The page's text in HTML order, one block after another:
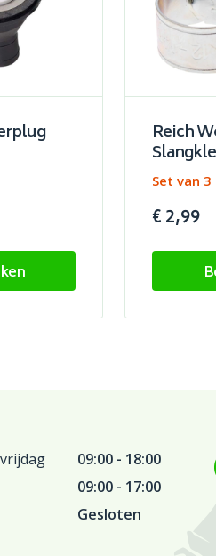
Reich
Set van 3
€ 2,99
09:00 - 18:00
09:00 - 17:00
Gesloten